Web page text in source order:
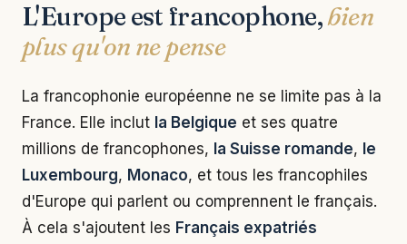
L'Europe est francophone,bien
plus qu'on ne pense
La francophonie européenne ne se limite pas à la
France. Elle inclut la Belgique et ses quatre
millions de francophones, la Suisse romande, le
Luxembourg, Monaco, et tous les francophiles
d'Europe qui parlent ou comprennent le français.
À cela s'ajoutent les Français expatriés